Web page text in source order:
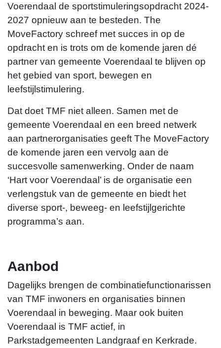
Dani van Belkom
d.vanbelkom@themovefactory.nl
Voerendaal de sportstimuleringsopdracht 2024-
2027 opnieuw aan te besteden. The
MoveFactory schreef met succes in op de
opdracht en is trots om de komende jaren dé
partner van gemeente Voerendaal te blijven op
het gebied van sport, bewegen en
leefstijlstimulering.
Dat doet TMF niet alleen. Samen met de
gemeente Voerendaal en een breed netwerk
aan partnerorganisaties geeft The MoveFactory
de komende jaren een vervolg aan de
succesvolle samenwerking. Onder de naam
‘Hart voor Voerendaal’ is de organisatie een
verlengstuk van de gemeente en biedt het
diverse sport-, beweeg- en leefstijlgerichte
programma’s aan.
Aanbod
Dagelijks brengen de combinatiefunctionarissen
van TMF inwoners en organisaties binnen
Voerendaal in beweging. Maar ook buiten
Voerendaal is TMF actief, in
Parkstadgemeenten Landgraaf en Kerkrade.